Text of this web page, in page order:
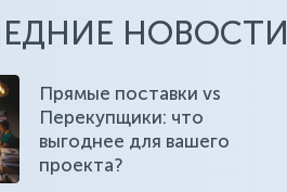
НОВОСТИ
Прямые поставки vs
Перекупщики: что
выгоднее для вашего
проекта?